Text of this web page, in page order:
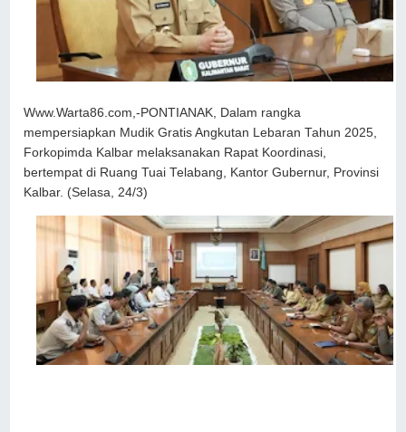
Www.Warta86.com,-PONTIANAK, Dalam rangka
mempersiapkan Mudik Gratis Angkutan Lebaran Tahun 2025,
Forkopimda Kalbar melaksanakan Rapat Koordinasi,
bertempat di Ruang Tuai Telabang, Kantor Gubernur, Provinsi
Kalbar. (Selasa, 24/3)